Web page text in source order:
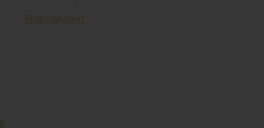
Норезидент